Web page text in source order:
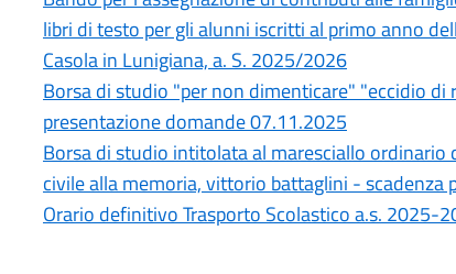
libri di testo per gli alunni iscritti al primo anno
Casola in Lunigiana, a. S. 2025/2026
Borsa di studio "per non dimenticare" "eccidio
presentazione domande 07.11.2025
Borsa di studio intitolata al maresciallo
civile alla memoria, vittorio battaglini -
Orario definitivo Trasporto Scolastico a.s. 2025-